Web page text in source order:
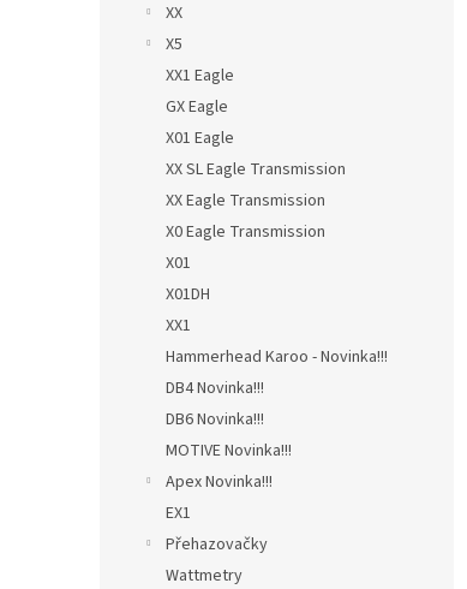
XX
X5
XX1 Eagle
GX Eagle
X01 Eagle
XX SL Eagle Transmission
XX Eagle Transmission
X0 Eagle Transmission
X01
X01DH
XX1
Hammerhead Karoo - Novinka!!!
DB4 Novinka!!!
DB6 Novinka!!!
MOTIVE Novinka!!!
Apex Novinka!!!
EX1
Přehazovačky
Wattmetry